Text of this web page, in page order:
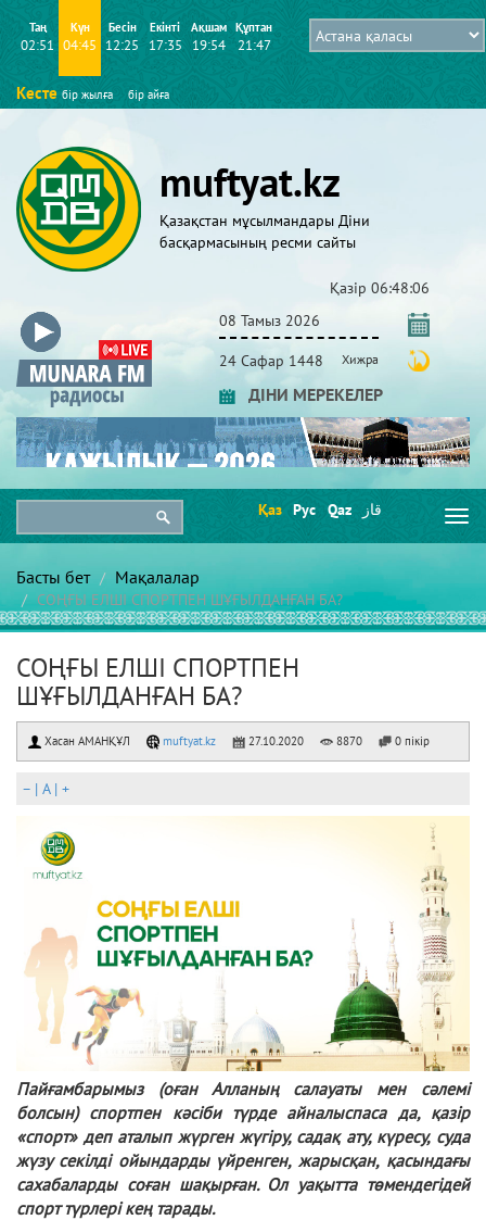
Таң
02:51
Күн
04:45
Бесін
12:25
Екінті
17:35
Ақшам
19:54
Құптан
21:47
Кесте бір жылға бір айға
muftyat.kz
Қазақстан мұсылмандары Діни
басқармасының ресми сайты
Қазір 06:48:07
08 Тамыз 2026
24 Сафар 1448 Хижра
ДІНИ МЕРЕКЕЛЕР
Қаз Рус Qaz قاز
Басты бет Мақалалар
СОҢҒЫ ЕЛШІ СПОРТПЕН ШҰҒЫЛДАНҒАН БА?
СОҢҒЫ ЕЛШІ СПОРТПЕН
ШҰҒЫЛДАНҒАН БА?
Хасан АМАНҚҰЛ muftyat.kz 27.10.2020 8870 0 пікір
– | A| +
Пайғамбарымыз (оған Алланың салауаты мен сәлемі
болсын) спортпен кәсіби түрде айналыспаса да, қазір
«спорт» деп аталып жүрген жүгіру, садақ ату, күресу, суда
жүзу секілді ойындарды үйренген, жарысқан, қасындағы
сахабаларды соған шақырған. Ол уақытта төмендегідей
спорт түрлері кең тарады.